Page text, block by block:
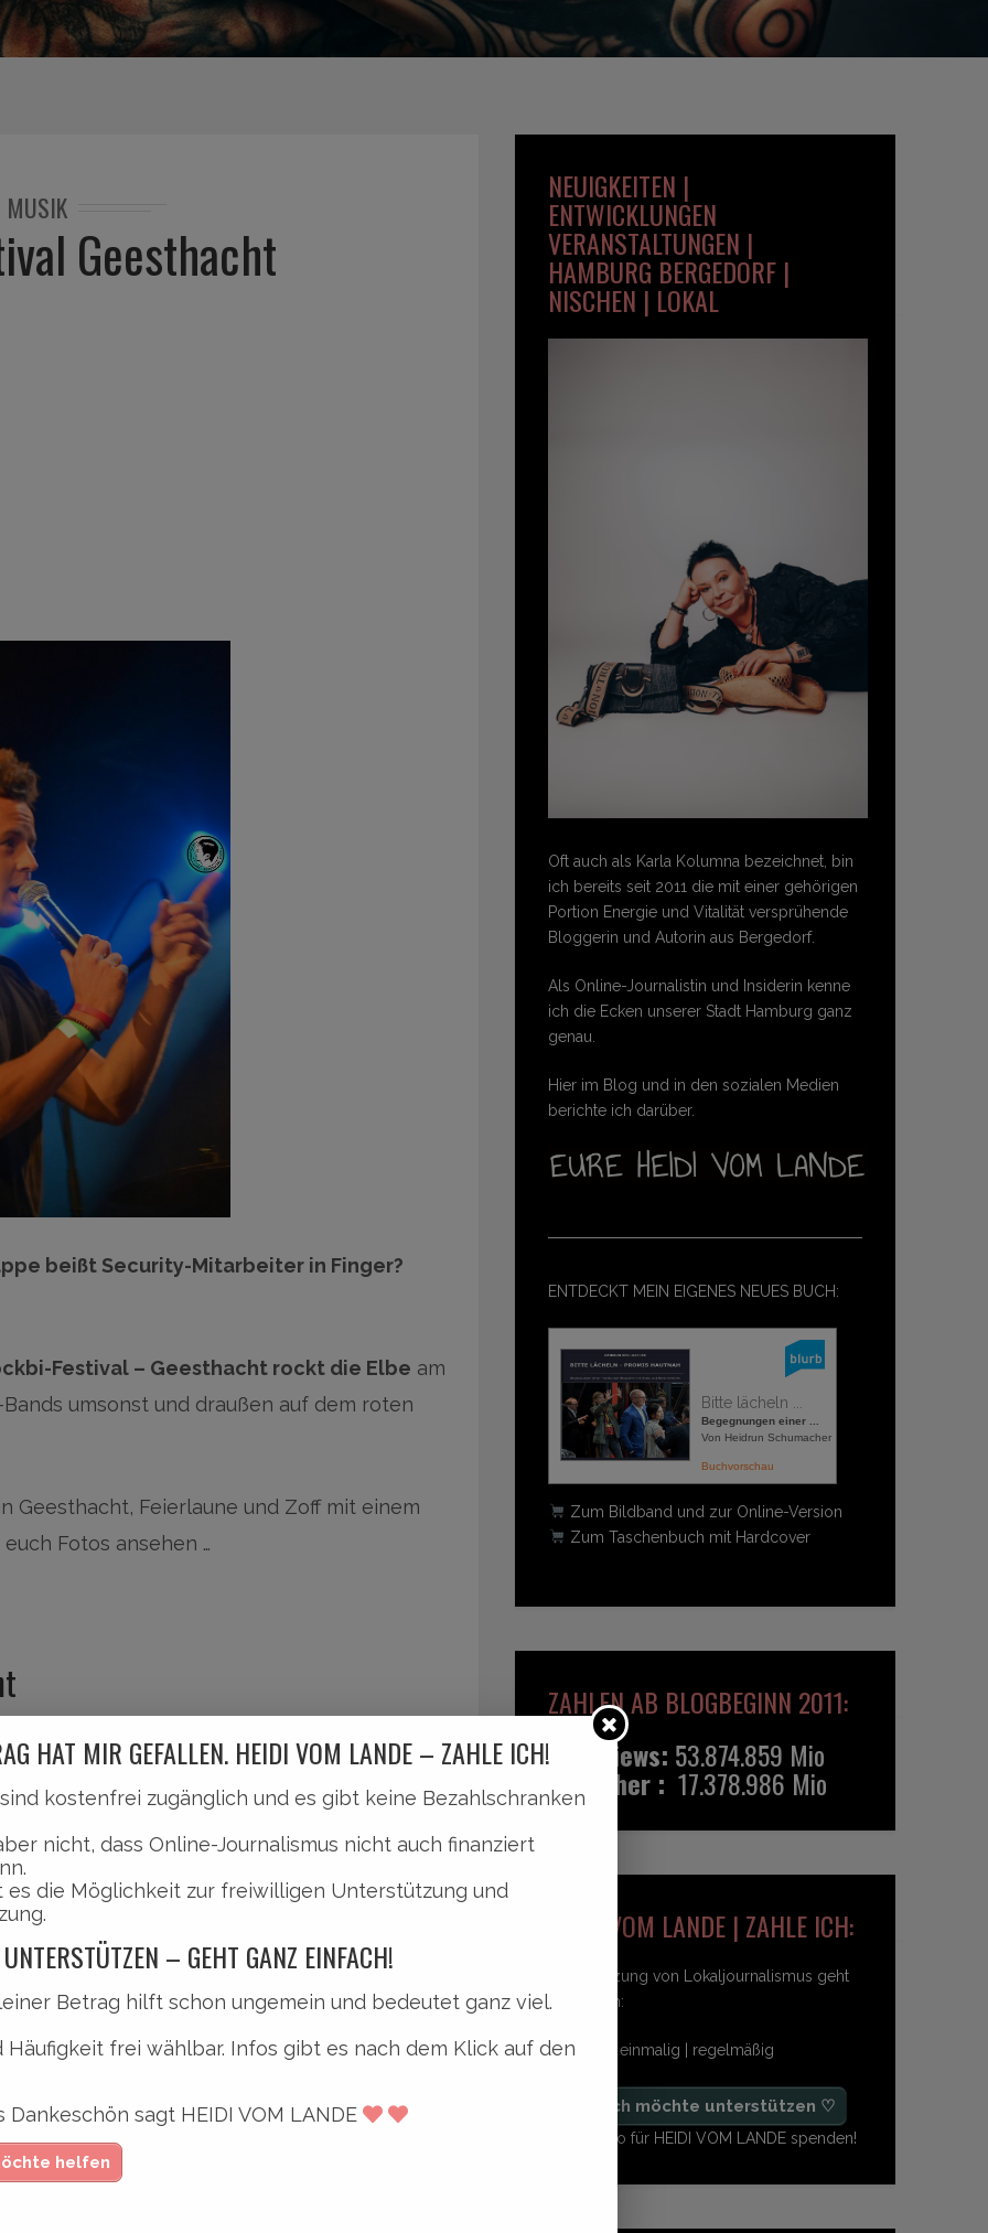
MUSIK
Geesthacht
beißt Security-Mitarbeiter in Finger?
Festival – Geesthacht rockt die Elbe am
umsonst und draußen auf dem roten
Geesthacht, Feierlaune und Zoff mit einem
Fotos ansehen …
Bands und Musiker auf die Festival-Bühne
geholt. 17 Live-Bands sorgten beim
Besucher aller Altersklassen.
an der Elbe und chillig ließ sich die Musik
Wohl war gesorgt und die Gäste
Bands mitwippen. Mein familiärer
Funk, Soul, Jazz bei der Band
eigentlich noch zu
Alexander Knappe, bekannt aus
und aufgedreht. Als er nach seinem Gig
NEUIGKEITEN |
ENTWICKLUNGEN
VERANSTALTUNGEN |
HAMBURG BERGEDORF |
NISCHEN | LOKAL
Oft auch als Karla Kolumna bezeichnet, bin
ich bereits seit 2011 die mit einer gehörigen
Portion Energie und Vitalität versprühende
Bloggerin und Autorin aus Bergedorf.
Als Online-Journalistin und Insiderin kenne
ich die Ecken unserer Stadt Hamburg ganz
genau.
Hier im Blog und in den sozialen Medien
berichte ich darüber.
ENTDECKT MEIN EIGENES NEUES BUCH:
Bitte lächeln ...
Begegnungen einer ...
Von Heidrun Schumacher
Buchvorschau
Zum Bildband und zur Online-Version
Zum Taschenbuch mit Hardcover
ZAHLEN AB BLOGBEGINN 2011:
Pageviews: 53.874.859 Mio
Besucher : 17.378.986 Mio
HEIDI VOM LANDE | ZAHLE ICH:
Unterstützung von Lokaljournalismus geht
so einfach:
freiwillig | einmalig | regelmäßig
♡ Ja, ich möchte unterstützen ♡
Ab 1,- Euro für HEIDI VOM LANDE spenden!
HAT MIR GEFALLEN. HEIDI VOM LANDE – ZAHLE ICH!
kostenfrei zugänglich und es gibt keine Bezahlschranken
nicht, dass Online-Journalismus nicht auch finanziert
es die Möglichkeit zur freiwilligen Unterstützung und
– GEHT GANZ EINFACH!
Betrag hilft schon ungemein und bedeutet ganz viel.
Häufigkeit frei wählbar. Infos gibt es nach dem Klick auf den
Dankeschön sagt HEIDI VOM LANDE
helfen